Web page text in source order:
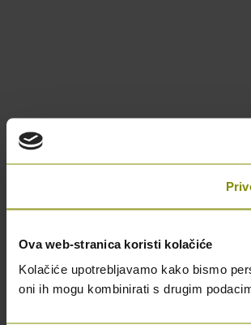
Ova web-stranica koristi kolačiće
Kolačiće upotrebljavamo kako bismo
oni ih mogu kombinirati s drugim